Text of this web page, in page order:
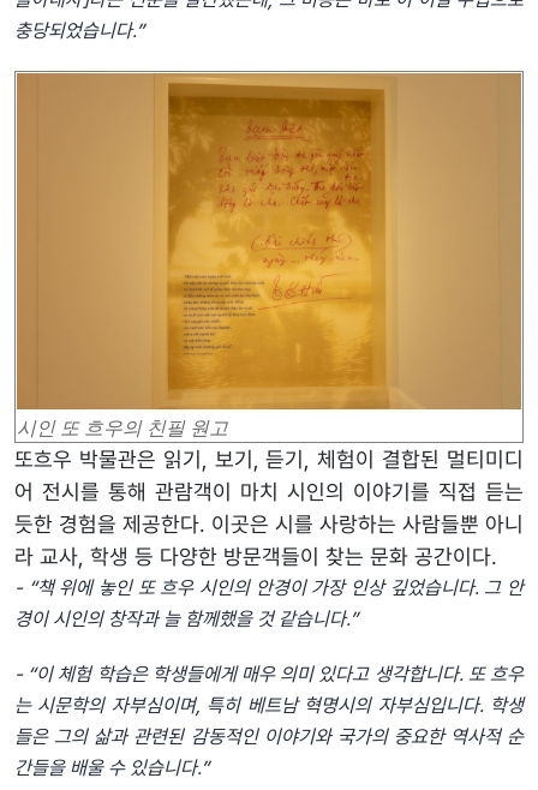
충당되었습니다.”
시인 또 흐우의 친필 원고
또흐우 박물관은 읽기, 보기, 듣기, 체험이 결합된 멀티미디
어 전시를 통해 관람객이 마치 시인의 이야기를 직접 듣는
듯한 경험을 제공한다. 이곳은 시를 사랑하는 사람들뿐 아니
라 교사, 학생 등 다양한 방문객들이 찾는 문화 공간이다.
- “책 위에 놓인 또 흐우 시인의 안경이 가장 인상 깊었습니다. 그 안
경이 시인의 창작과 늘 함께했을 것 같습니다.”
- “이 체험 학습은 학생들에게 매우 의미 있다고 생각합니다. 또 흐우
는 시문학의 자부심이며, 특히 베트남 혁명시의 자부심입니다. 학생
들은 그의 삶과 관련된 감동적인 이야기와 국가의 중요한 역사적 순
간들을 배울 수 있습니다.”